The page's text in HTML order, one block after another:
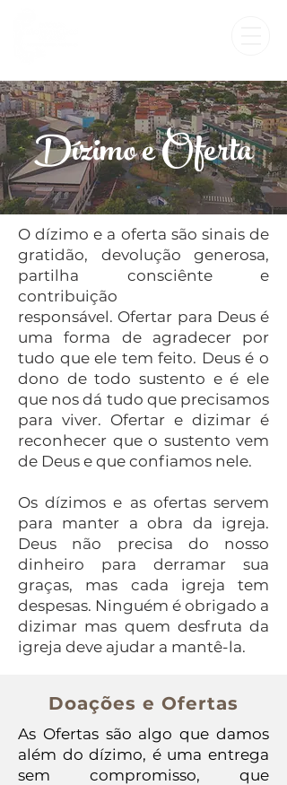
Dízimo e Oferta
O dízimo e a oferta são sinais de
gratidão, devolução generosa,
partilha consciênte e
contribuição
responsável. Ofertar para Deus é
uma forma de agradecer por
tudo que ele tem feito. Deus é o
dono de todo sustento e é ele
que nos dá tudo que precisamos
para viver. Ofertar e dizimar é
reconhecer que o sustento vem
de Deus e que confiamos nele.
Os dízimos e as ofertas servem
para manter a obra da igreja.
Deus não precisa do nosso
dinheiro para derramar sua
graças, mas cada igreja tem
despesas. Ninguém é obrigado a
dizimar mas quem desfruta da
igreja deve ajudar a mantê-la.
Doações e Ofertas
As Ofertas são algo que damos
além do dízimo, é uma entrega
sem compromisso, que